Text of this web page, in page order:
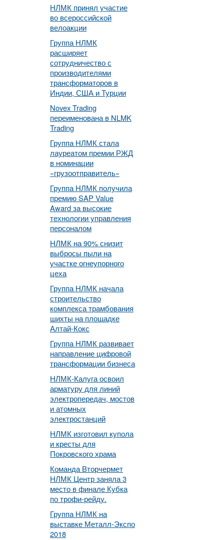
НЛМК принял участие
во всероссийской
велоакции
Группа НЛМК
расширяет
сотрудничество с
производителями
трансформаторов в
Индии, США и Турции
Novex Trading
переименована в NLMK
Trading
Группа НЛМК стала
лауреатом премии РЖД
в номинации
«грузоотправитель»
Группа НЛМК получила
премию SAP Value
Award за высокие
технологии управления
персоналом
НЛМК на 90% снизит
выбросы пыли на
участке огнеупорного
цеха
Группа НЛМК начала
строительство
комплекса трамбования
шихты на площадке
Алтай-Кокс
Группа НЛМК развивает
направление цифровой
трансформации бизнеса
НЛМК-Калуга освоил
арматуру для линий
электропередач, мостов
и атомных
электростанций
НЛМК изготовил купола
и кресты для
Покровского храма
Команда Вторчермет
НЛМК Центр заняла 3
место в финале Кубка
по трофи-рейду.
Группа НЛМК на
выставке Металл-Экспо
2018